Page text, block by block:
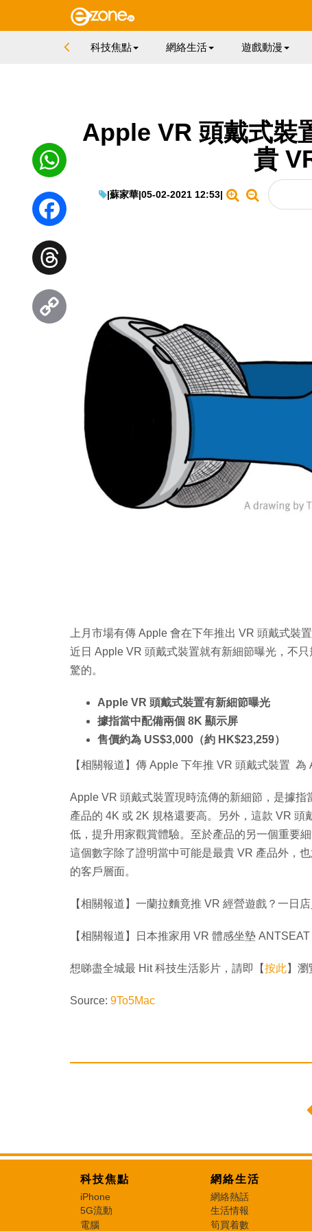
科技焦點 網絡生活 遊戲動漫
Apple VR 頭戴式裝
貴
|蘇家華|05-02-2021 12:53|
上月市場有傳 Apple 會在下年推出 VR 頭戴式裝
近日 Apple VR 頭戴式裝置就有新細節曝光，不
驚的。
Apple VR 頭戴式裝置有新細節曝光
據指當中配備兩個 8K 顯示屏
售價約為 US$3,000（約 HK$23,259）
【相關報道】傳 Apple 下年推 VR 頭戴式裝置 為
Apple VR 頭戴式裝置現時流傳的新細節，是據
產品的 4K 或 2K 規格還要高。另外，這款 VR
低，提升用家觀賞體驗。至於產品的另一個重要
這個數字除了證明當中可能是最貴 VR 產品外，
的客戶層面。
【相關報道】一蘭拉麵竟推 VR 經營遊戲？一日
【相關報道】日本推家用 VR 體感坐墊
想睇盡全城最 Hit 科技生活影片，請即【按此】
Source: 9To5Mac
WhatsApp
Facebook
Threads
科技焦點
iPhone
5G流動
電腦
網絡生活
網絡熱話
生活情報
筍買着數